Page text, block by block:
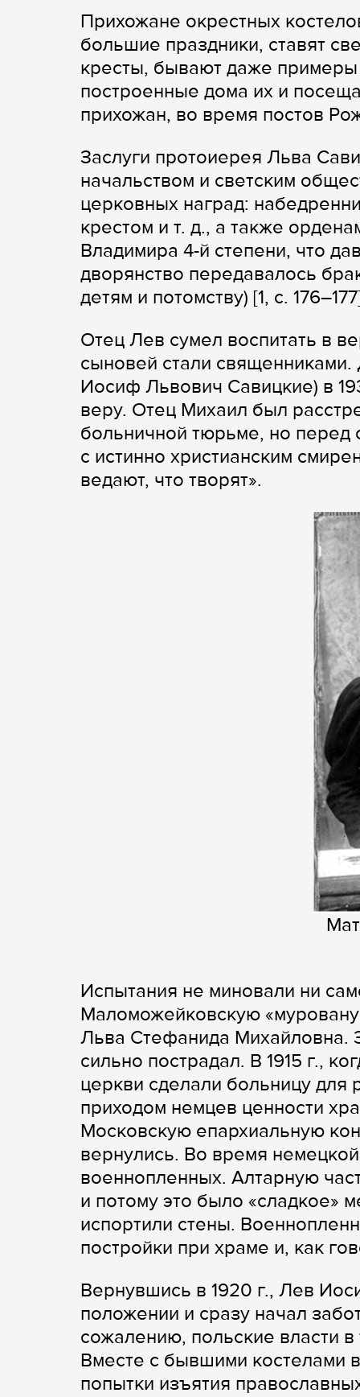
Прихожане окрестных
большие праздники, ставят
кресты, бывают даже примеры
построенные дома их и
прихожан, во время постов
Заслуги протоиерея Льва
начальством и светским
церковных наград:
крестом и т. д., а также
Владимира 4-й степени, что
дворянство передавалось
детям и потомству) [1, с.
Отец Лев сумел воспитать в
сыновей стали
Иосиф Львович Савицкие) в
веру. Отец Михаил был
больничной тюрьме, но
с истинно христианским
ведают, что творят».
Испытания не миновали ни
Маломожейковскую
Льва Стефанида Михайловна.
сильно пострадал. В 1915 г.,
церкви сделали больницу
приходом немцев ценности
Московскую епархиальную
вернулись. Во время
военнопленных. Алтарную
и потому это было «сладкое»
испортили стены.
постройки при храме и, как
Вернувшись в 1920 г., Лев
положении и сразу начал
сожалению, польские власти
Вместе с бывшими костелами
попытки изъятия